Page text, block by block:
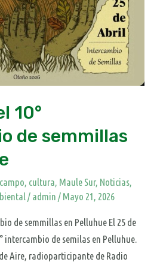
10°
de semmillas
campo cultura Maule Sur, Noticias
/ admin / Mayo 21, 2026
de semmillas en Pelluhue El 25 de
intercambio de semilas en Pelluhue.
Aire, radioparticipante de Radio